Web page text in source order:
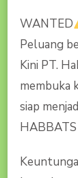
WANTED
Peluang
Kini PT.
membuka
siap